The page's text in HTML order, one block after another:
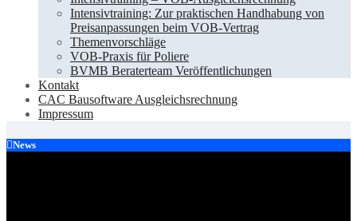
Intensivtraining: Zur praktischen Handhabung von
Preisanpassungen beim VOB-Vertrag
Themenvorschläge
VOB-Praxis für Poliere
BVMB Beraterteam Veröffentlichungen
Kontakt
CAC Bausoftware Ausgleichsrechnung
Impressum
News